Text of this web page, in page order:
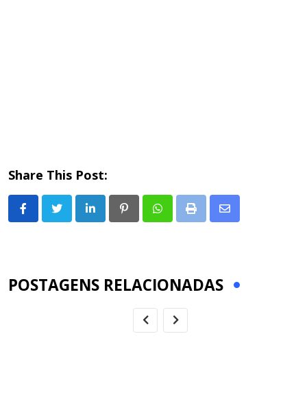
Share This Post:
LinkedIn PinterestWhatsappPrint
Share
POSTAGENS RELACIONADAS